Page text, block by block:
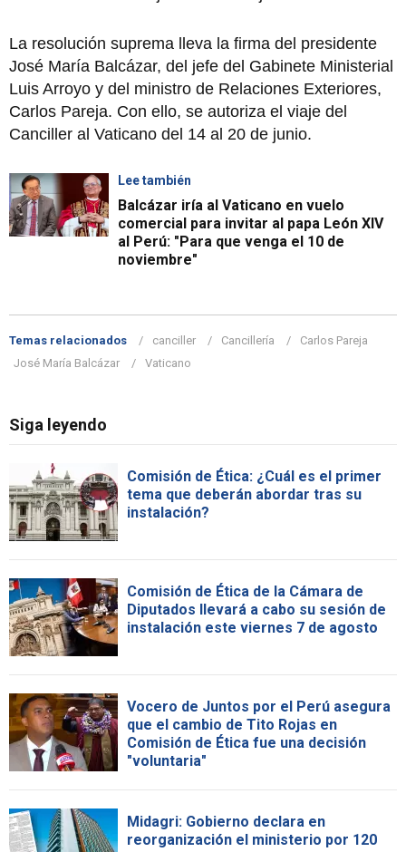
La resolución suprema lleva la firma del presidente
José María Balcázar, del jefe del Gabinete Ministerial
Luis Arroyo y del ministro de Relaciones Exteriores,
Carlos Pareja. Con ello, se autoriza el viaje del
Canciller al Vaticano del 14 al 20 de junio.
Lee también
Balcázar iría al Vaticano en vuelo
comercial para invitar al papa León XIV
al Perú: "Para que venga el 10 de
noviembre"
Temas relacionados canciller Cancillería
Carlos Pareja
José María Balcázar
Vaticano
Siga leyendo
Comisión de Ética: ¿Cuál es el primer
tema que deberán abordar tras su
instalación?
Comisión de Ética de la Cámara de
Diputados llevará a cabo su sesión de
instalación este viernes 7 de agosto
Vocero de Juntos por el Perú asegura
que el cambio de Tito Rojas en
Comisión de Ética fue una decisión
"voluntaria"
Midagri: Gobierno declara en
reorganización el ministerio por 120